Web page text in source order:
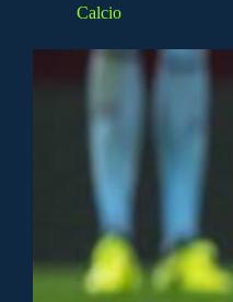
Calcio